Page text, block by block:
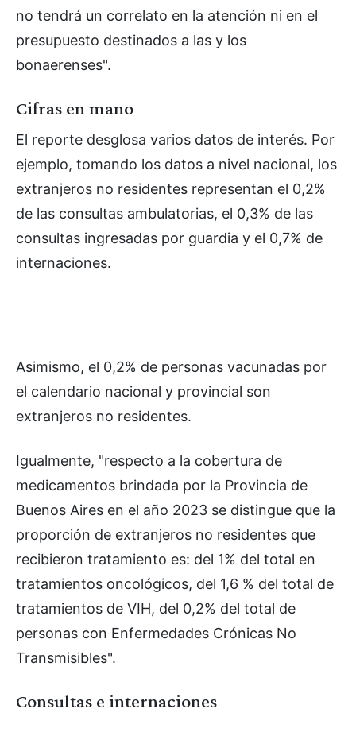
no tendrá un correlato en la atención ni en el
presupuesto destinados a las y los
bonaerenses".
Cifras en mano
El reporte desglosa varios datos de interés. Por
ejemplo, tomando los datos a nivel nacional, los
extranjeros no residentes representan el 0,2%
de las consultas ambulatorias, el 0,3% de las
consultas ingresadas por guardia y el 0,7% de
internaciones.
Asimismo, el 0,2% de personas vacunadas por
el calendario nacional y provincial son
extranjeros no residentes.
Igualmente, "respecto a la cobertura de
medicamentos brindada por la Provincia de
Buenos Aires en el año 2023 se distingue que la
proporción de extranjeros no residentes que
recibieron tratamiento es: del 1% del total en
tratamientos oncológicos, del 1,6 % del total de
tratamientos de VIH, del 0,2% del total de
personas con Enfermedades Crónicas No
Transmisibles".
Consultas e internaciones